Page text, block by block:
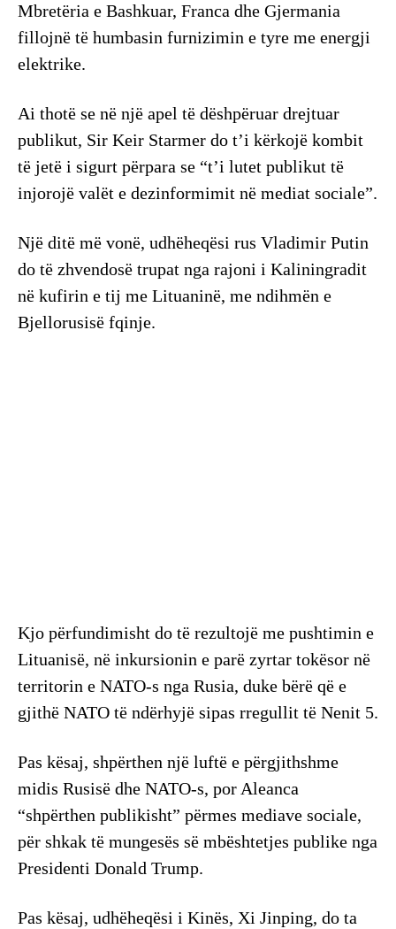
Mbretëria e Bashkuar, Franca dhe Gjermania
fillojnë të humbasin furnizimin e tyre me energji
elektrike.
Ai thotë se në një apel të dëshpëruar drejtuar
publikut, Sir Keir Starmer do t’i kërkojë kombit
të jetë i sigurt përpara se “t’i lutet publikut të
injorojë valët e dezinformimit në mediat sociale”.
Një ditë më vonë, udhëheqësi rus Vladimir Putin
do të zhvendosë trupat nga rajoni i Kaliningradit
në kufirin e tij me Lituaninë, me ndihmën e
Bjellorusisë fqinje.
Kjo përfundimisht do të rezultojë me pushtimin e
Lituanisë, në inkursionin e parë zyrtar tokësor në
territorin e NATO-s nga Rusia, duke bërë që e
gjithë NATO të ndërhyjë sipas rregullit të Nenit 5.
Pas kësaj, shpërthen një luftë e përgjithshme
midis Rusisë dhe NATO-s, por Aleanca
“shpërthen publikisht” përmes mediave sociale,
për shkak të mungesës së mbështetjes publike nga
Presidenti Donald Trump.
Pas kësaj, udhëheqësi i Kinës, Xi Jinping, do ta